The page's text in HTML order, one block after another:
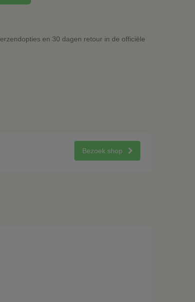
en 30 dagen retour in de officiële
Bezoek shop